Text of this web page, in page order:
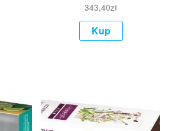
343,40zł
Kup